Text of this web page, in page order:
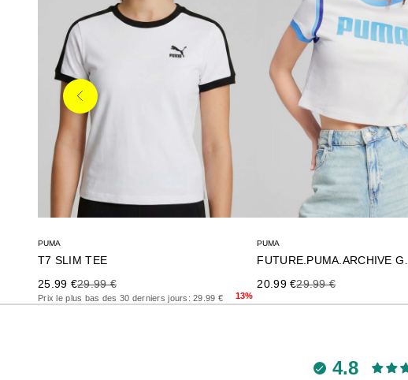
PUMA
T7 SLIM TEE
Precio de oferta
25.99 €Precio anterior
29.99 €
Prix le plus bas des 30 derniers jours: 29.99 € 13%
PUMA
Precio de oferta
20.99 €Precio anterior
29.99 €
Anterior
4.8